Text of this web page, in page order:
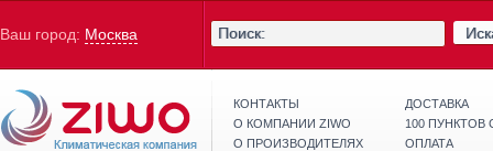
Ваш город: Москва
КОНТАКТЫ
О КОМПАНИИ ZIWO
О ПРОИЗВОДИТЕЛЯХ
ДОСТАВКА
100
ОПЛАТА